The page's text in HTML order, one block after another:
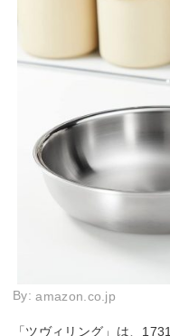
By:amazon.co.jp
「ツヴィリング」は、